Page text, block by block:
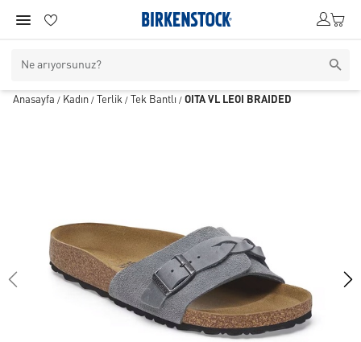
Anasayfa / Kadın / Terlik / Tek Bantlı / OITA VL LEOI BRAIDED